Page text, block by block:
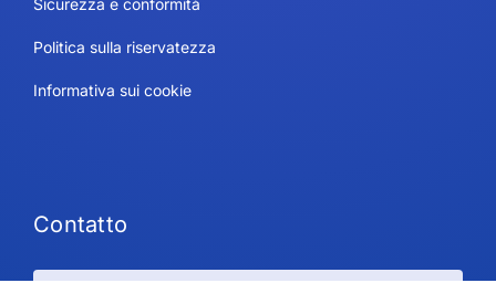
Sicurezza e conformità
Politica sulla riservatezza
Informativa sui cookie
Contatto